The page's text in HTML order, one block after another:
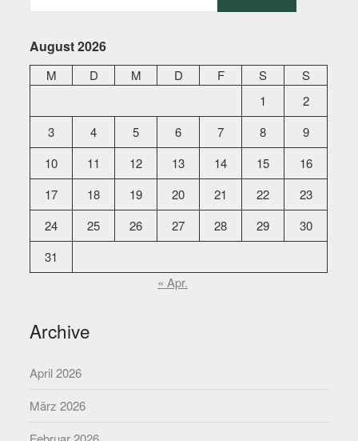
August 2026
M D M D F S
S
1
2
3
4 5 6 7 8
9
10
11 12 13 14 15
16
17
18 19 20 21 22
23
24
25 26 27 28 29
30
31
« Apr.
Archive
April 2026
März 2026